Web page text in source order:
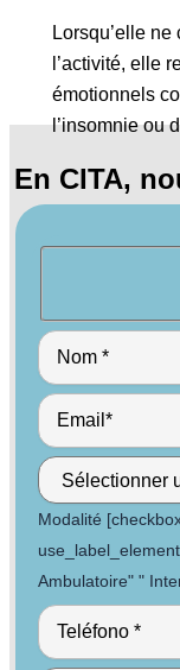
Lorsqu’elle
l’activité, elle
émotionnels
l’insomnie ou
En CITA,
Modalité
Ambulatoire" "